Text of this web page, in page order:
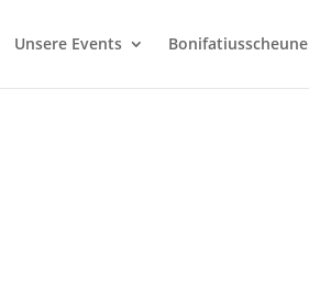
Unsere Events Bonifatiusscheune